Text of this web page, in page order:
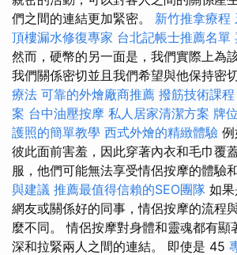
們之間的連結更加緊密。 新竹推拿療程
頂樓漏水修復專家 台北記帳士推薦名單
然而，硬幣的另一面是，我們實際上為
我們關係密切並且我們希望與他保持密
療法 可靠的外燴廠商推薦 撥筋技術課程
案 台中油壓按摩 私人居家清潔方案 牌
護照的簡單教學 西式外燴的精緻體驗
彼此面前害羞，因此穿著內衣和毛巾覆
服，他們可能無法享受情侶按摩的體驗
與建議 推薦最值得信賴的SEO團隊 如果
網友或關係好的同事，情侶按摩的流程
麼不同。 情侶按摩對身體和靈魂都有顯
深和拉緊兩人之間的連結。 即使是 45